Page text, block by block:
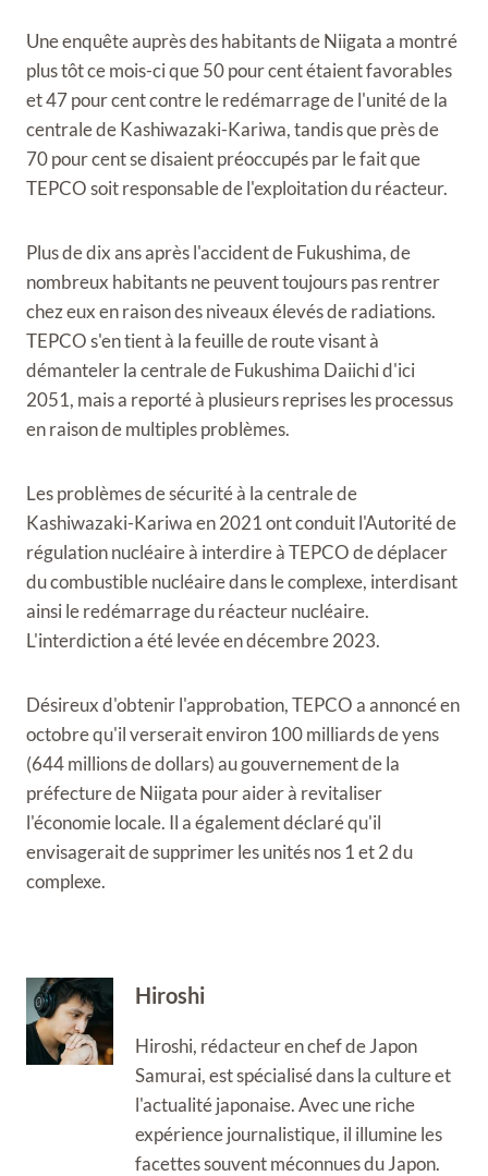
Une enquête auprès des habitants de Niigata a montré
plus tôt ce mois-ci que 50 pour cent étaient favorables
et 47 pour cent contre le redémarrage de l'unité de la
centrale de Kashiwazaki-Kariwa, tandis que près de
70 pour cent se disaient préoccupés par le fait que
TEPCO soit responsable de l'exploitation du réacteur.
Plus de dix ans après l'accident de Fukushima, de
nombreux habitants ne peuvent toujours pas rentrer
chez eux en raison des niveaux élevés de radiations.
TEPCO s'en tient à la feuille de route visant à
démanteler la centrale de Fukushima Daiichi d'ici
2051, mais a reporté à plusieurs reprises les processus
en raison de multiples problèmes.
Les problèmes de sécurité à la centrale de
Kashiwazaki-Kariwa en 2021 ont conduit l'Autorité de
régulation nucléaire à interdire à TEPCO de déplacer
du combustible nucléaire dans le complexe, interdisant
ainsi le redémarrage du réacteur nucléaire.
L'interdiction a été levée en décembre 2023.
Désireux d'obtenir l'approbation, TEPCO a annoncé en
octobre qu'il verserait environ 100 milliards de yens
(644 millions de dollars) au gouvernement de la
préfecture de Niigata pour aider à revitaliser
l'économie locale. Il a également déclaré qu'il
envisagerait de supprimer les unités nos 1 et 2 du
complexe.
Hiroshi
Hiroshi, rédacteur en chef de Japon
Samurai, est spécialisé dans la culture et
l'actualité japonaise. Avec une riche
expérience journalistique, il illumine les
facettes souvent méconnues du Japon.